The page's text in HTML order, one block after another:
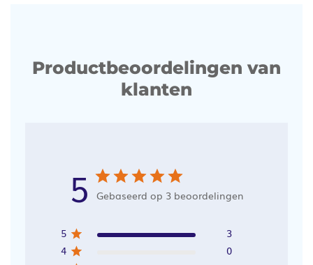
Productbeoordelingen van
klanten
5 Gebaseerd op 3 beoordelingen
5
3
4
0